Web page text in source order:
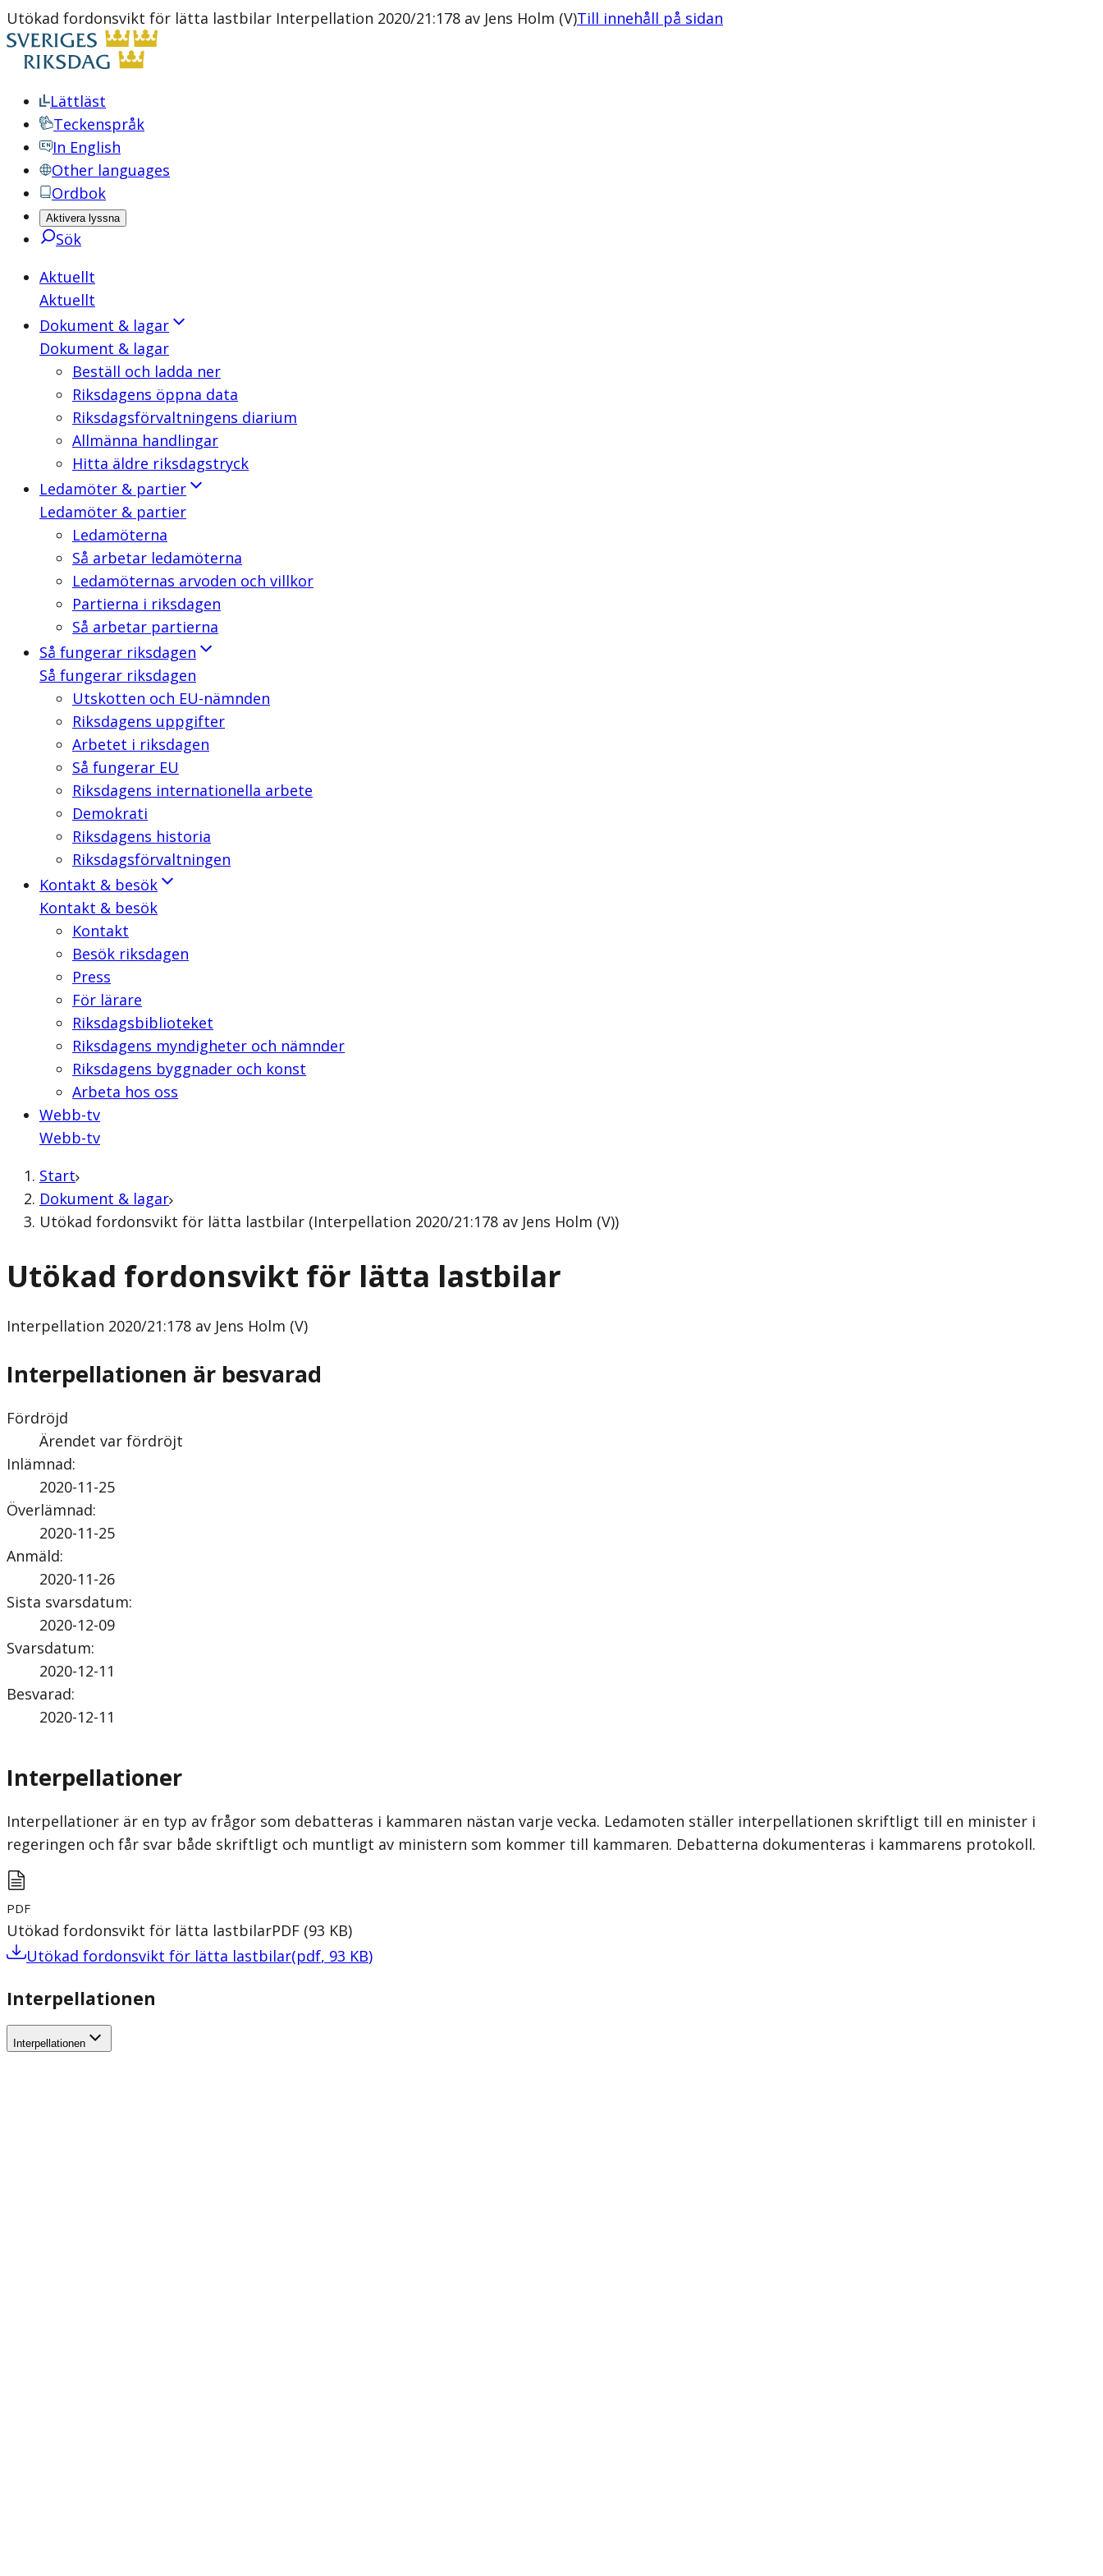
Utökad fordonsvikt för lätta lastbilar Interpellation 2020/21:178 av Jens Holm (V)Till innehåll på sidan
Lättläst
Teckenspråk
In English
Other languages
Ordbok
Aktivera lyssna
Sök
Aktuellt
Aktuellt
Dokument & lagar
Dokument & lagar
Beställ och ladda ner
Riksdagens öppna data
Riksdagsförvaltningens diarium
Allmänna handlingar
Hitta äldre riksdagstryck
Ledamöter & partier
Ledamöter & partier
Ledamöterna
Så arbetar ledamöterna
Ledamöternas arvoden och villkor
Partierna i riksdagen
Så arbetar partierna
Så fungerar riksdagen
Så fungerar riksdagen
Utskotten och EU-nämnden
Riksdagens uppgifter
Arbetet i riksdagen
Så fungerar EU
Riksdagens internationella arbete
Demokrati
Riksdagens historia
Riksdagsförvaltningen
Kontakt & besök
Kontakt & besök
Kontakt
Besök riksdagen
Press
För lärare
Riksdagsbiblioteket
Riksdagens myndigheter och nämnder
Riksdagens byggnader och konst
Arbeta hos oss
Webb-tv
Webb-tv
Start
Dokument & lagar
Utökad fordonsvikt för lätta lastbilar (Interpellation 2020/21:178 av Jens Holm (V))
Utökad fordonsvikt för lätta lastbilar
Interpellation 2020/21:178 av Jens Holm (V)
Interpellationen är besvarad
Fördröjd
Ärendet var fördröjt
Inlämnad:
2020-11-25
Överlämnad:
2020-11-25
Anmäld:
2020-11-26
Sista svarsdatum:
2020-12-09
Svarsdatum:
2020-12-11
Besvarad:
2020-12-11
Interpellationer
Interpellationer är en typ av frågor som debatteras i kammaren nästan varje vecka. Ledamoten ställer interpellationen skriftligt till en minister i
regeringen och får svar både skriftligt och muntligt av ministern som kommer till kammaren. Debatterna dokumenteras i kammarens protokoll.
PDF
Utökad fordonsvikt för lätta lastbilarPDF (93 KB)
Utökad fordonsvikt för lätta lastbilar(pdf, 93 KB)
Interpellationen
Interpellationen